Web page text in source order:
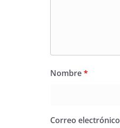
Nombre*
Correo electrónico